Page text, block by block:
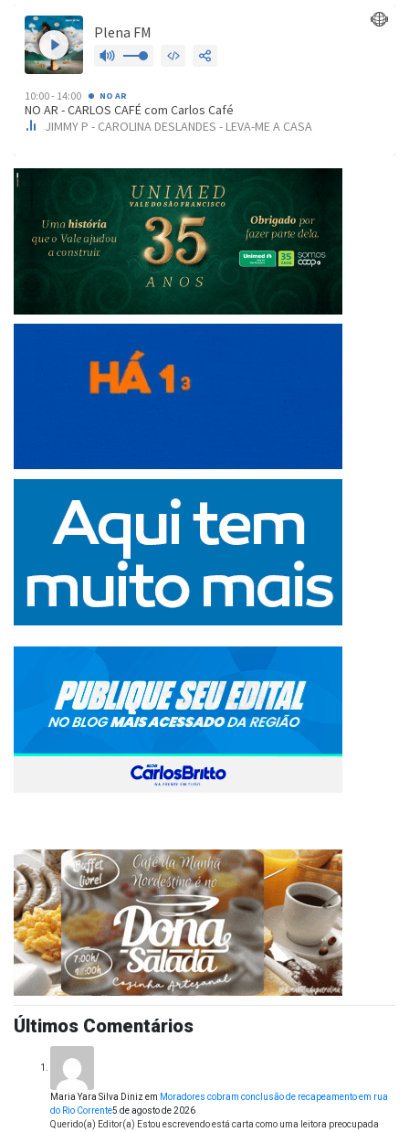
Últimos Comentários
Maria Yara Silva Diniz em Moradores cobram conclusão de recapeamento em rua
do Rio Corrente5 de agosto de 2026
Querido(a) Editor(a) Estou escrevendo está carta como uma leitora preocupada